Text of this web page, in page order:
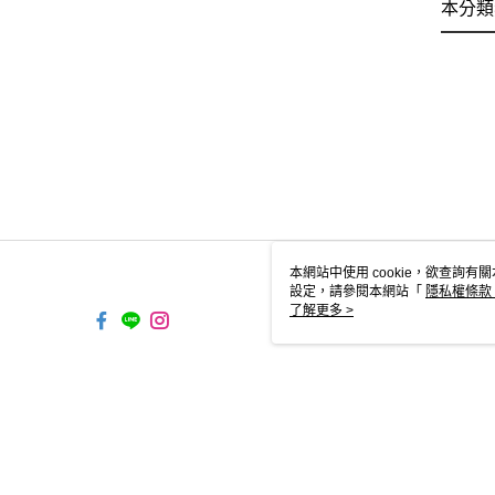
本分
本網站中使用 cookie，欲查詢有
設定，請參閱本網站「 隱私權條款
使用 cookie。
了解更多 >